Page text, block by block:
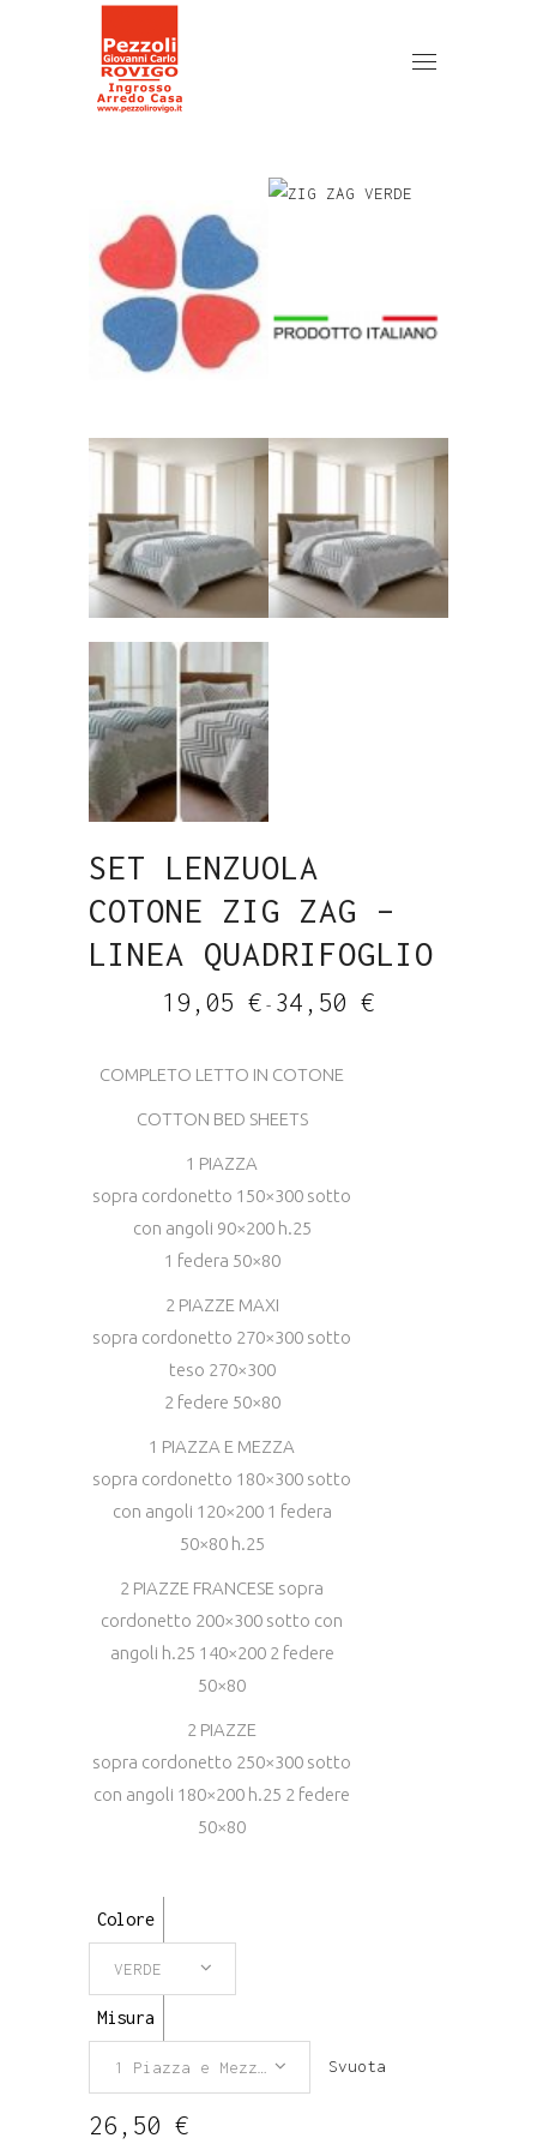
SET LENZUOLA
COTONE ZIG ZAG –
LINEA QUADRIFOGLIO
19,05 € - 34,50 €
COMPLETO LETTO IN COTONE
COTTON BED SHEETS
1 PIAZZA
sopra cordonetto 150×300 sotto
con angoli 90×200 h.25
1 federa 50×80
2 PIAZZE MAXI
sopra cordonetto 270×300 sotto
teso 270×300
2 federe 50×80
1 PIAZZA E MEZZA
sopra cordonetto 180×300 sotto
con angoli 120×200 1 federa
50×80 h.25
2 PIAZZE FRANCESE sopra
cordonetto 200×300 sotto con
angoli h.25 140×200 2 federe
50×80
2 PIAZZE
sopra cordonetto 250×300 sotto
con angoli 180×200 h.25 2 federe
50×80
Colore
VERDE
Misura
Svuota
26,50 €